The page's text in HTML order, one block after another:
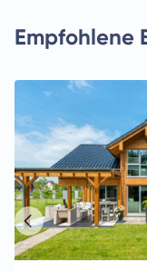
Empfohlene
Vorheriges
Haus